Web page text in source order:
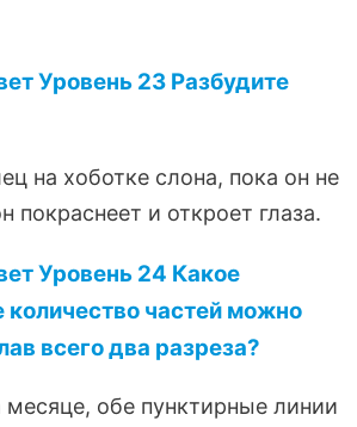
Уровень 23 Разбудите
на хоботке слона, пока он не
покраснеет и откроет глаза.
Уровень 24 Какое
частей можно
всего два разреза?
обе пунктирные линии